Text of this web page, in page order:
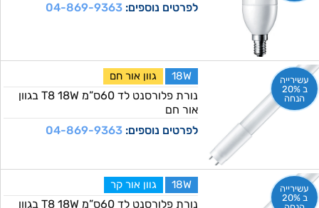
לפרטים נוספים:04-869-9363
עשירייה
ב 20%
הנחה
18W גוון אור חם
נורת פלורסנט לד 60ס”מ T8 18W בגוון
אור חם
לפרטים נוספים:04-869-9363
עשירייה
ב 20%
18W גוון אור קר
נורת פלורסנט לד 60ס”מ T8 18W בגוון